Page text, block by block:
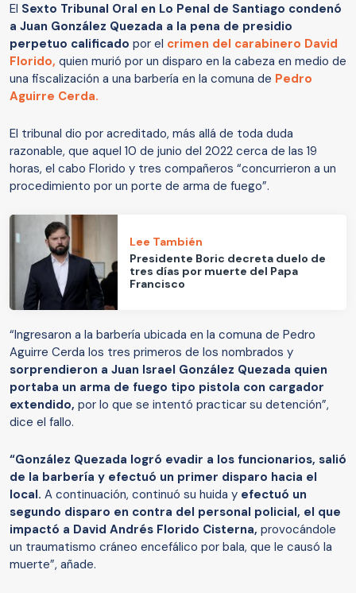
El Sexto Tribunal Oral en Lo Penal de Santiago condenó
a Juan González Quezada a la pena de presidio
perpetuo calificado por el crimen del carabinero David
Florido, quien murió por un disparo en la cabeza en medio de
una fiscalización a una barbería en la comuna de Pedro
Aguirre Cerda.
El tribunal dio por acreditado, más allá de toda duda
razonable, que aquel 10 de junio del 2022 cerca de las 19
horas, el cabo Florido y tres compañeros “concurrieron a un
procedimiento por un porte de arma de fuego”.
Lee También
Presidente Boric decreta duelo de
tres días por muerte del Papa
Francisco
“Ingresaron a la barbería ubicada en la comuna de Pedro
Aguirre Cerda los tres primeros de los nombrados y
sorprendieron a Juan Israel González Quezada quien
portaba un arma de fuego tipo pistola con cargador
extendido, por lo que se intentó practicar su detención”,
dice el fallo.
“González Quezada logró evadir a los funcionarios, salió
de la barbería y efectuó un primer disparo hacia el
local. A continuación, continuó su huida y efectuó un
segundo disparo en contra del personal policial, el que
impactó a David Andrés Florido Cisterna, provocándole
un traumatismo cráneo encefálico por bala, que le causó la
muerte”, añade.